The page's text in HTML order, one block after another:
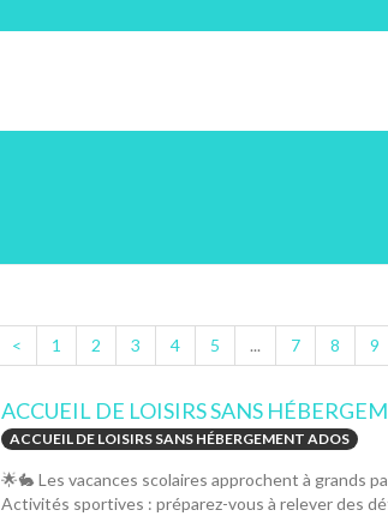
< 1 2 3 4 5 ... 7 8 9
ACCUEIL DE LOISIRS SANS
ACCUEIL DE LOISIRS SANS HÉBERGEMENT ADOS
🌟🐇 Les vacances scolaires approchent à grands
Activités sportives : préparez-vous à relever des